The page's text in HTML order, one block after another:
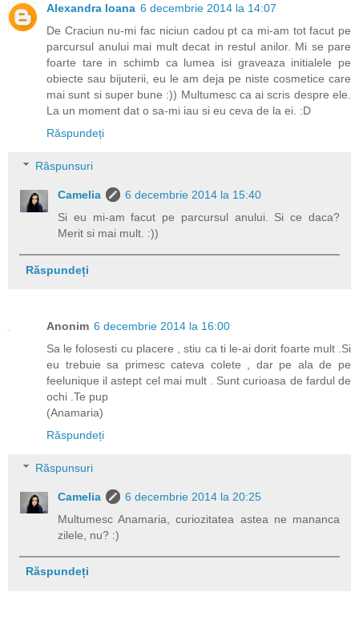
Alexandra Ioana 6 decembrie 2014 la 14:07
De Craciun nu-mi fac niciun cadou pt ca mi-am tot facut pe
parcursul anului mai mult decat in restul anilor. Mi se pare
foarte tare in schimb ca lumea isi graveaza initialele pe
obiecte sau bijuterii, eu le am deja pe niste cosmetice care
mai sunt si super bune :)) Multumesc ca ai scris despre ele.
La un moment dat o sa-mi iau si eu ceva de la ei. :D
Răspundeți
Răspunsuri
Camelia
6 decembrie 2014 la 15:40
Si eu mi-am facut pe parcursul anului. Si ce daca?
Merit si mai mult. :))
Răspundeți
Anonim 6 decembrie 2014 la 16:00
Sa le folosesti cu placere , stiu ca ti le-ai dorit foarte mult .Si
eu trebuie sa primesc cateva colete , dar pe ala de pe
feelunique il astept cel mai mult . Sunt curioasa de fardul de
ochi .Te pup
(Anamaria)
Răspundeți
Răspunsuri
Camelia
6 decembrie 2014 la 20:25
Multumesc Anamaria, curiozitatea astea ne mananca
zilele, nu? :)
Răspundeți